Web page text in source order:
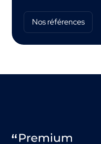
Nos références